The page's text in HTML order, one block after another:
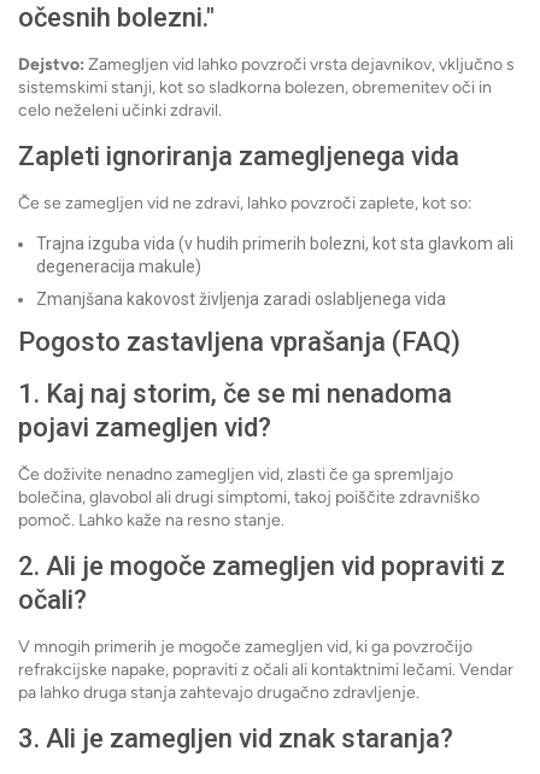
očesnih bolezni."
Dejstvo: Zamegljen vid lahko povzroči vrsta dejavnikov, vključno s
sistemskimi stanji, kot so sladkorna bolezen, obremenitev oči in
celo neželeni učinki zdravil.
Zapleti ignoriranja zamegljenega vida
Če se zamegljen vid ne zdravi, lahko povzroči zaplete, kot so:
Trajna izguba vida (v hudih primerih bolezni, kot sta glavkom ali
degeneracija makule)
Zmanjšana kakovost življenja zaradi oslabljenega vida
Pogosto zastavljena vprašanja (FAQ)
1. Kaj naj storim, če se mi nenadoma
pojavi zamegljen vid?
Če doživite nenadno zamegljen vid, zlasti če ga spremljajo
bolečina, glavobol ali drugi simptomi, takoj poiščite zdravniško
pomoč. Lahko kaže na resno stanje.
2. Ali je mogoče zamegljen vid popraviti z
očali?
V mnogih primerih je mogoče zamegljen vid, ki ga povzročijo
refrakcijske napake, popraviti z očali ali kontaktnimi lečami. Vendar
pa lahko druga stanja zahtevajo drugačno zdravljenje.
3. Ali je zamegljen vid znak staranja?